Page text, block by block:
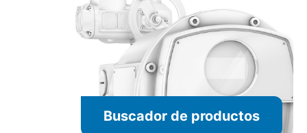
Buscador de productos